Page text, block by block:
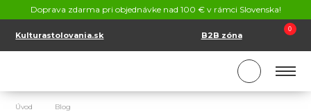
Doprava zdarma pri objednávke nad 100 € v rámci Slovenska!
Kulturastolovania.sk B2B zóna
0
SK
Úvod Blog